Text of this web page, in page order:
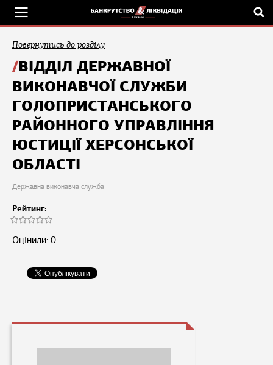
Повернутись до розділу
ВІДДІЛ ДЕРЖАВНОЇ
ВИКОНАВЧОЇ СЛУЖБИ
ГОЛОПРИСТАНСЬКОГО
РАЙОННОГО УПРАВЛІННЯ
ЮСТИЦІЇ ХЕРСОНСЬКОЇ
ОБЛАСТІ
Державна виконавча служба
Рейтинг:
Оцінили: 0